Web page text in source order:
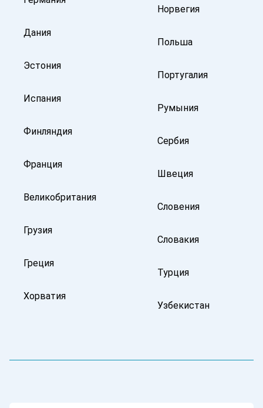
Дания
Эстония
Испания
Финляндия
Франция
Великобритания
Грузия
Греция
Хорватия
Норвегия
Польша
Португалия
Румыния
Сербия
Швеция
Словения
Словакия
Турция
Узбекистан